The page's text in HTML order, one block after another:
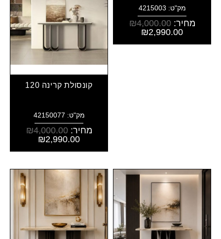
מק"ט: 4215003
מחיר: ₪4,000.00
₪2,990.00
קונסולת קרינה 120
מק"ט: 42150077
מחיר: ₪4,000.00
₪2,990.00